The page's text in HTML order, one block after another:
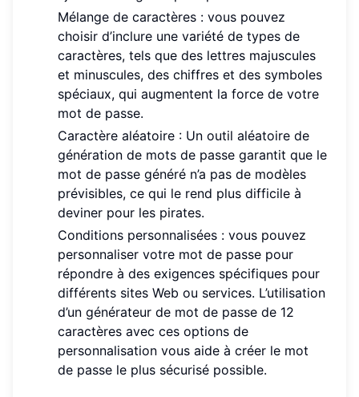
Mélange de caractères : vous pouvez
choisir d’inclure une variété de types de
caractères, tels que des lettres majuscules
et minuscules, des chiffres et des symboles
spéciaux, qui augmentent la force de votre
mot de passe.
Caractère aléatoire : Un outil aléatoire de
génération de mots de passe garantit que le
mot de passe généré n’a pas de modèles
prévisibles, ce qui le rend plus difficile à
deviner pour les pirates.
Conditions personnalisées : vous pouvez
personnaliser votre mot de passe pour
répondre à des exigences spécifiques pour
différents sites Web ou services. L’utilisation
d’un générateur de mot de passe de 12
caractères avec ces options de
personnalisation vous aide à créer le mot
de passe le plus sécurisé possible.